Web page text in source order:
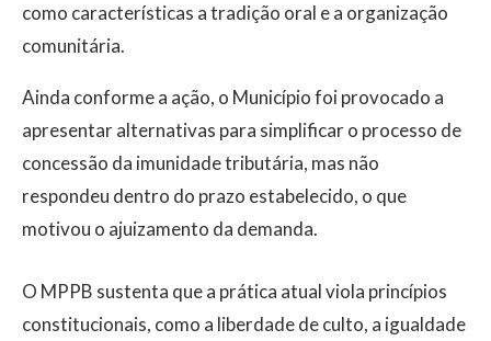
como características a tradição oral e a organização
comunitária.
Ainda conforme a ação, o Município foi provocado a
apresentar alternativas para simplificar o processo de
concessão da imunidade tributária, mas não
respondeu dentro do prazo estabelecido, o que
motivou o ajuizamento da demanda.
O MPPB sustenta que a prática atual viola princípios
constitucionais, como a liberdade de culto, a igualdade